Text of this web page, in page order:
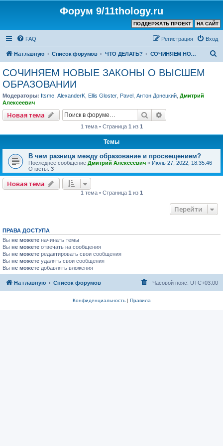
Форум 9/11thology.ru
НА САЙТ
ПОДДЕРЖАТЬ ПРОЕКТ
FAQ Вход
Регистрация
На главную Список форумов ЧТО ДЕЛАТЬ? СОЧИНЯЕМ НОВЫЕ ЗАКОНЫ О ВЫСШЕМ ОБРАЗОВАНИИ
СОЧИНЯЕМ НОВЫЕ ЗАКОНЫ О ВЫСШЕМ
ОБРАЗОВАНИИ
Модераторы: Itsme AlexanderK Ellis Gloster Pavel Антон Донецкий Дмитрий
Алексеевич
Новая тема Поиск
1 тема • Страница 1 из 1
Темы
В чем разница между образование и просвещением?
Последнее сообщение Дмитрий Алексеевич « Июль 27, 2022, 18:35:46
Ответы: 3
Новая тема
1 тема • Страница 1 из 1
Перейти
ПРАВА ДОСТУПА
Вы не можете начинать темы
Вы не можете отвечать на сообщения
Вы не можете редактировать свои сообщения
Вы не можете удалять свои сообщения
Вы не можете добавлять вложения
На главную Список форумов Часовой пояс: UTC+03:00
Конфиденциальность| Правила